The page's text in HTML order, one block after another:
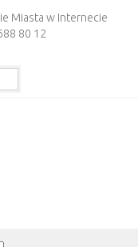
Miasta w Internecie
80 12